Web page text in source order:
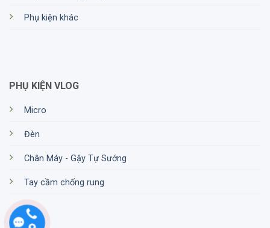
Phụ kiện khác
PHỤ KIỆN VLOG
Micro
Đèn
Chân Máy - Gậy Tự Sướng
Tay cầm chống rung